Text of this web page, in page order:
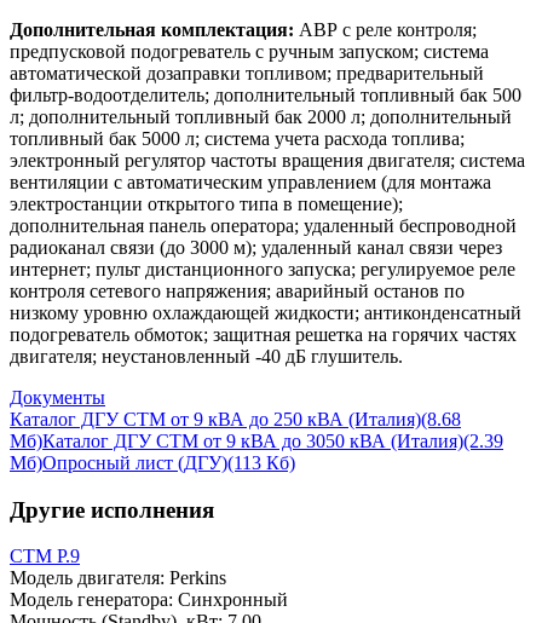
Дополнительная комплектация: АВР с реле контроля;
предпусковой подогреватель с ручным запуском; система
автоматической дозаправки топливом; предварительный
фильтр-водоотделитель; дополнительный топливный бак 500
л; дополнительный топливный бак 2000 л; дополнительный
топливный бак 5000 л; система учета расхода топлива;
электронный регулятор частоты вращения двигателя; система
вентиляции с автоматическим управлением (для монтажа
электростанции открытого типа в помещение);
дополнительная панель оператора; удаленный беспроводной
радиоканал связи (до 3000 м); удаленный канал связи через
интернет; пульт дистанционного запуска; регулируемое реле
контроля сетевого напряжения; аварийный останов по
низкому уровню охлаждающей жидкости; антиконденсатный
подогреватель обмоток; защитная решетка на горячих частях
двигателя; неустановленный -40 дБ глушитель.
Документы
Каталог ДГУ CTM от 9 кВА до 250 кВА (Италия)(8.68
Мб)Каталог ДГУ CTM от 9 кВА до 3050 кВА (Италия)(2.39
Мб)Опросный лист (ДГУ)(113 Кб)
Другие исполнения
CTM P.9
Модель двигателя: Perkins
Модель генератора: Синхронный